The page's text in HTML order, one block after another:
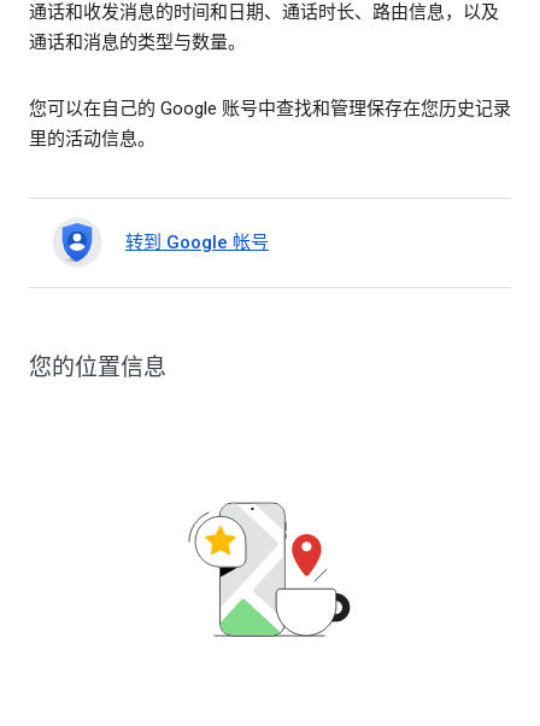
通话和收发消息的时间和日期、通话时长、路由信息，以及
通话和消息的类型与数量。
您可以在自己的 Google 账号中查找和管理保存在您历史记录
里的活动信息。
转到 Google 帐号
您的位置信息